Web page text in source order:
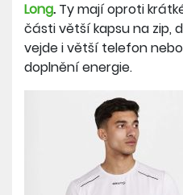
Long. Ty mají oproti
části větší kapsu na zip,
vejde i větší telefon
doplnění energie.